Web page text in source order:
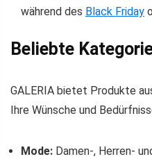
während des Black Friday
Beliebte
GALERIA bietet Produkte
Ihre Wünsche und
Mode: Damen-, Herren-